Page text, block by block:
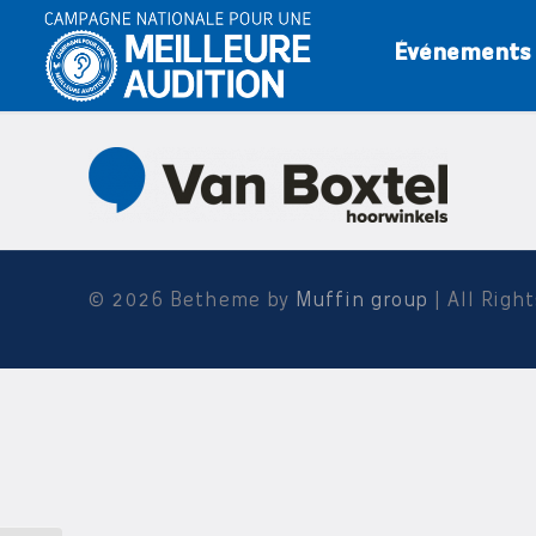
Événements
© 2026 Betheme by Muffin group | All